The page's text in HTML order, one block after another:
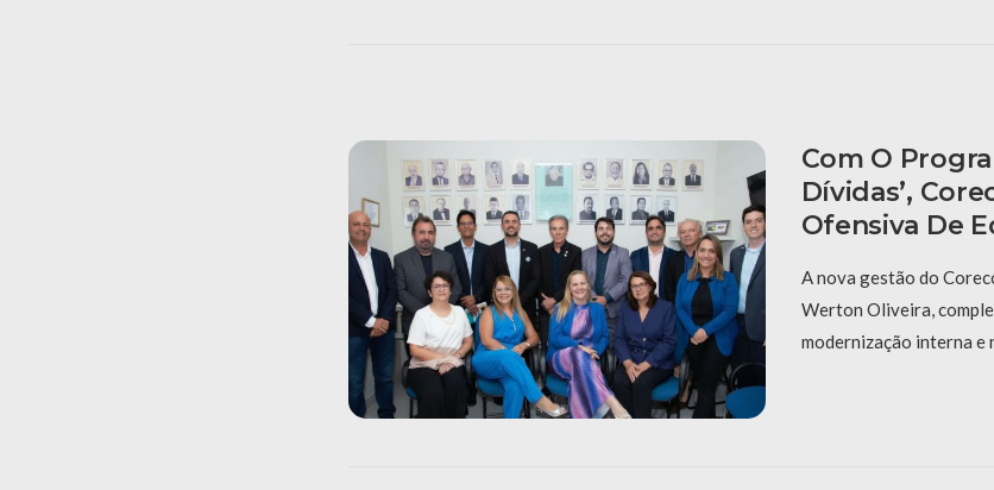
Com O
Dívidas’,
Ofensiva De
A nova gestão do
Werton Oliveira,
modernização interna e